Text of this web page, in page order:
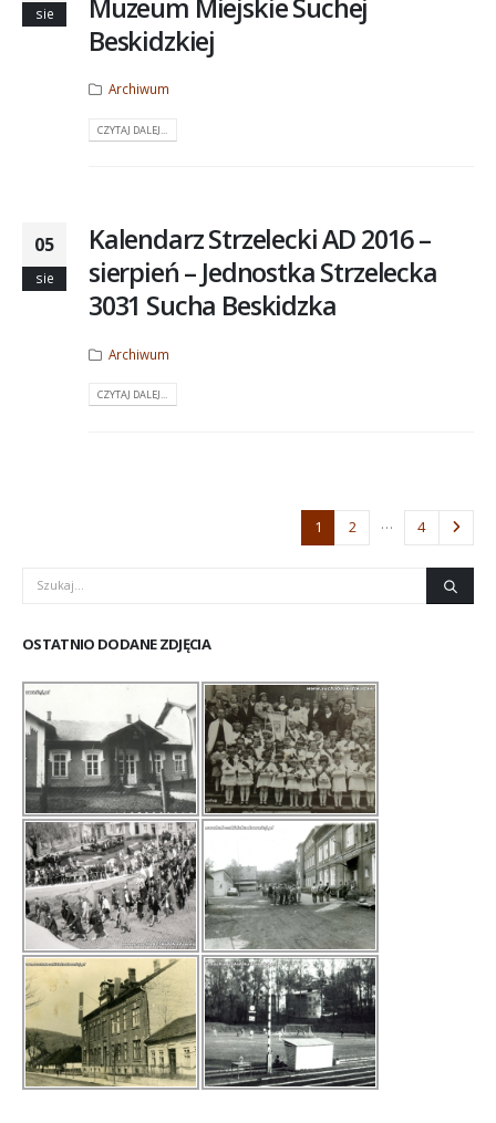
sie
Muzeum Miejskie Suchej
Beskidzkiej
Archiwum
CZYTAJ DALEJ...
05
sie
Kalendarz Strzelecki AD 2016 –
sierpień – Jednostka Strzelecka
3031 Sucha Beskidzka
Archiwum
CZYTAJ DALEJ...
1 2 … 4
OSTATNIO DODANE ZDJĘCIA